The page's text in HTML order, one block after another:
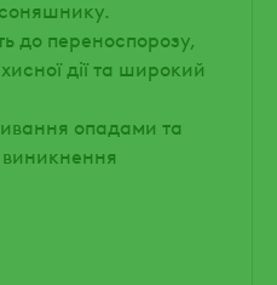
до переноспорозу,
дії та широкий
опадами та